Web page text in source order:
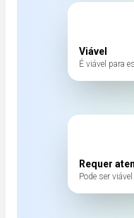
Viável
É viável para
Requer
Pode ser